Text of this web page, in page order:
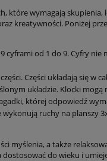
które wymagają
kreatywności. Poniżej
cyframi od 1 do 9. Cyfry
Części układają się w
układzie. Klocki
której odpowiedź
wykonują ruchy na planszy
myślenia, a także
do wieku i